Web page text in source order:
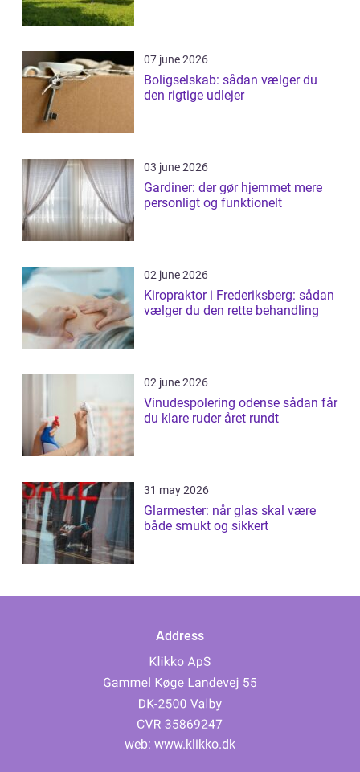
07 june 2026
Boligselskab: sådan vælger du
den rigtige udlejer
03 june 2026
Gardiner: der gør hjemmet mere
personligt og funktionelt
02 june 2026
Kiropraktor i Frederiksberg: sådan
vælger du den rette behandling
02 june 2026
Vinudespolering odense sådan får
du klare ruder året rundt
31 may 2026
Glarmester: når glas skal være
både smukt og sikkert
Address
web: www.klikko.dk